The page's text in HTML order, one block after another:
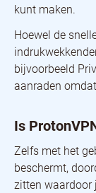
kunt maken.
Hoewel de
bijvoorbeeld
aanraden
Is
Zelfs met het
beschermt,
zitten waardoor